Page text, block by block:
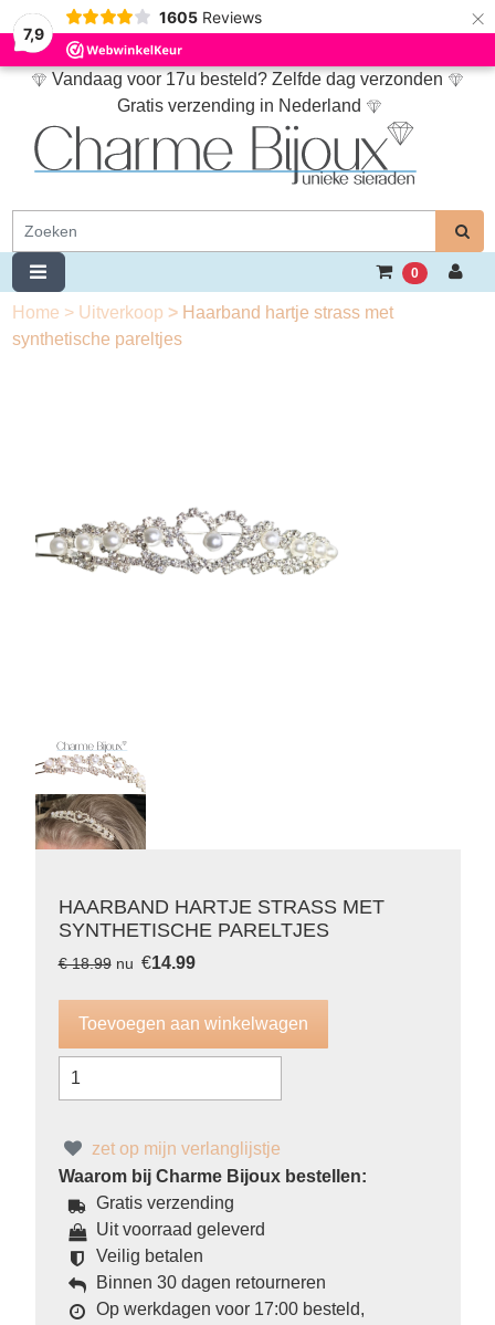
7,9
1605 Reviews ×
Vandaag voor 17u besteld? Zelfde dag verzonden
Gratis verzending in Nederland
0
Home > Uitverkoop > Haarband hartje strass met
synthetische pareltjes
HAARBAND HARTJE STRASS MET
SYNTHETISCHE PARELTJES
€ 18.99nu €14.99
zet op mijn verlanglijstje
Waarom bij Charme Bijoux bestellen:
Gratis verzending
Uit voorraad geleverd
Veilig betalen
Binnen 30 dagen retourneren
Op werkdagen voor 17:00 besteld,